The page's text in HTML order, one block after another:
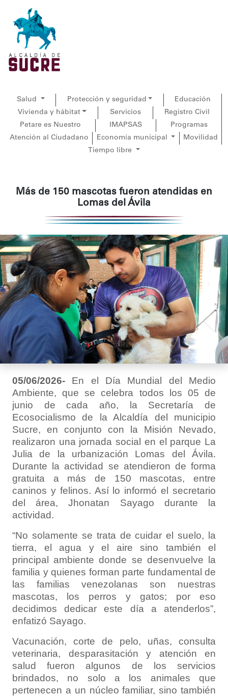
Salud Protección y seguridad
Educación
Vivienda y hábitat
Servicios
Registro Civil
Petare es Nuestro
IMAPSAS
Programas
Atención al Ciudadano
Economía municipal
Movilidad
Tiempo libre
Más de 150 mascotas fueron atendidas en
Lomas del Ávila
05/06/2026- En el Día Mundial del Medio
Ambiente, que se celebra todos los 05 de
junio de cada año, la Secretaría de
Ecosocialismo de la Alcaldía del municipio
Sucre, en conjunto con la Misión Nevado,
realizaron una jornada social en el parque La
Julia de la urbanización Lomas del Ávila.
Durante la actividad se atendieron de forma
gratuita a más de 150 mascotas, entre
caninos y felinos. Así lo informó el secretario
del área, Jhonatan Sayago durante la
actividad.
“No solamente se trata de cuidar el suelo, la
tierra, el agua y el aire sino también el
principal ambiente donde se desenvuelve la
familia y quienes forman parte fundamental de
las familias venezolanas son nuestras
mascotas, los perros y gatos; por eso
decidimos dedicar este día a atenderlos”,
enfatizó Sayago.
Vacunación, corte de pelo, uñas, consulta
veterinaria, desparasitación y atención en
salud fueron algunos de los servicios
brindados, no solo a los animales que
pertenecen a un núcleo familiar, sino también